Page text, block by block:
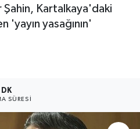
Şahin, Kartalkaya'daki
'yayın yasağının'
1 DK
SÜRESI